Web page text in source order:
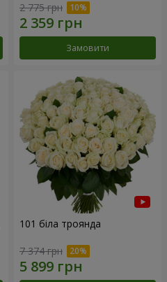
2 775 грн
Замовити
101 біла троянда
7 374 грн